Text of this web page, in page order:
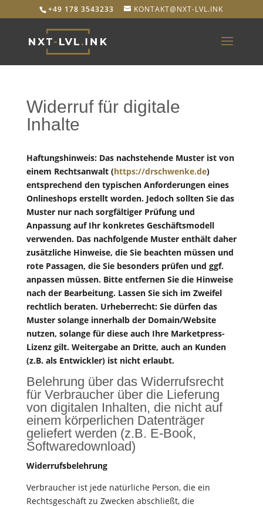
+49 178 3543233 KONTAKT@NXT-LVL.INK
Widerruf für digitale
Inhalte
Haftungshinweis: Das nachstehende Muster ist von
einem Rechtsanwalt (https://drschwenke.de)
entsprechend den typischen Anforderungen eines
Onlineshops erstellt worden. Jedoch sollten Sie das
Muster nur nach sorgfältiger Prüfung und
Anpassung auf Ihr konkretes Geschäftsmodell
verwenden. Das nachfolgende Muster enthält daher
zusätzliche Hinweise, die Sie beachten müssen und
rote Passagen, die Sie besonders prüfen und ggf.
anpassen müssen. Bitte entfernen Sie die Hinweise
nach der Bearbeitung. Lassen Sie sich im Zweifel
rechtlich beraten. Urheberrecht: Sie dürfen das
Muster solange innerhalb der Domain/Website
nutzen, solange für diese auch Ihre Marketpress-
Lizenz gilt. Weitergabe an Dritte, auch an Kunden
(z.B. als Entwickler) ist nicht erlaubt.
Belehrung über das Widerrufsrecht
für Verbraucher über die Lieferung
von digitalen Inhalten, die nicht auf
einem körperlichen Datenträger
geliefert werden (z.B. E-Book,
Softwaredownload)
Widerrufsbelehrung
Verbraucher ist jede natürliche Person, die ein
Rechtsgeschäft zu Zwecken abschließt, die